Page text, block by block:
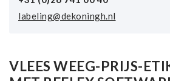
labeling@dekoningh.nl
VLEES WEEG-PRIJS-